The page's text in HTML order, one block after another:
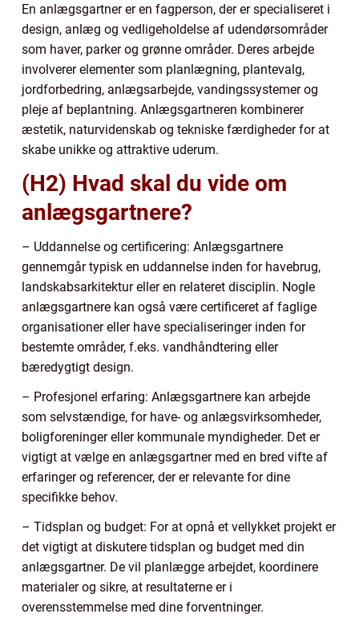
En anlægsgartner er en fagperson, der er specialiseret i
design, anlæg og vedligeholdelse af udendørsområder
som haver, parker og grønne områder. Deres arbejde
involverer elementer som planlægning, plantevalg,
jordforbedring, anlægsarbejde, vandingssystemer og
pleje af beplantning. Anlægsgartneren kombinerer
æstetik, naturvidenskab og tekniske færdigheder for at
skabe unikke og attraktive uderum.
(H2) Hvad skal du vide om
anlægsgartnere?
– Uddannelse og certificering: Anlægsgartnere
gennemgår typisk en uddannelse inden for havebrug,
landskabsarkitektur eller en relateret disciplin. Nogle
anlægsgartnere kan også være certificeret af faglige
organisationer eller have specialiseringer inden for
bestemte områder, f.eks. vandhåndtering eller
bæredygtigt design.
– Profesjonel erfaring: Anlægsgartnere kan arbejde
som selvstændige, for have- og anlægsvirksomheder,
boligforeninger eller kommunale myndigheder. Det er
vigtigt at vælge en anlægsgartner med en bred vifte af
erfaringer og referencer, der er relevante for dine
specifikke behov.
– Tidsplan og budget: For at opnå et vellykket projekt er
det vigtigt at diskutere tidsplan og budget med din
anlægsgartner. De vil planlægge arbejdet, koordinere
materialer og sikre, at resultaterne er i
overensstemmelse med dine forventninger.